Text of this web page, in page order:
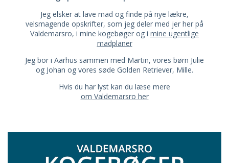
Jeg elsker at lave mad og finde på nye lækre,
velsmagende opskrifter, som jeg deler med jer her på
Valdemarsro, i mine kogebøger og i mine ugentlige
madplaner
Jeg bor i Aarhus sammen med Martin, vores børn Julie
og Johan og vores søde Golden Retriever, Mille.
Hvis du har lyst kan du læse mere
om Valdemarsro her